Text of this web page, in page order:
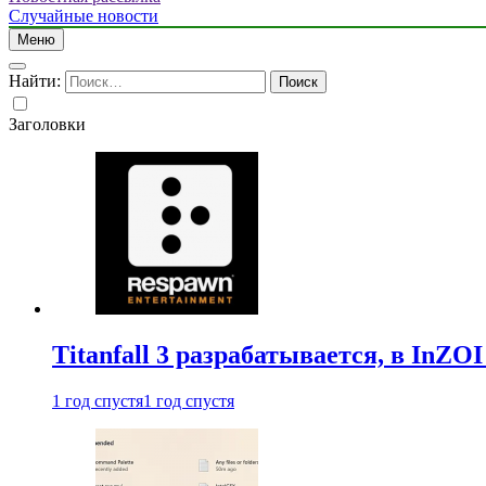
Случайные новости
Меню
Найти:
Заголовки
Titanfall 3 разрабатывается, в
1 год спустя1 год спустя